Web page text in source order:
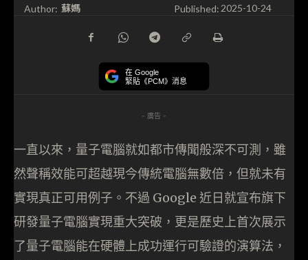
Author: 蘇媽 Published:2025-10-24
在 Google
緊貼《PCM》消息
- 廣告 -
一直以來，量子電腦就如都市傳聞般深不可測，雖
然聲稱效能可超越現今傳統電腦無數倍，但就未有
實現真正可用例子。不過 Google 近日就宣布旗下
研發量子電腦實現重大突破，更是歷史上首次展示
了量子電腦能在硬體上成功運行可驗證的演算法，